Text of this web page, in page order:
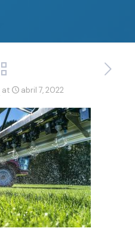
at abril 7, 2022